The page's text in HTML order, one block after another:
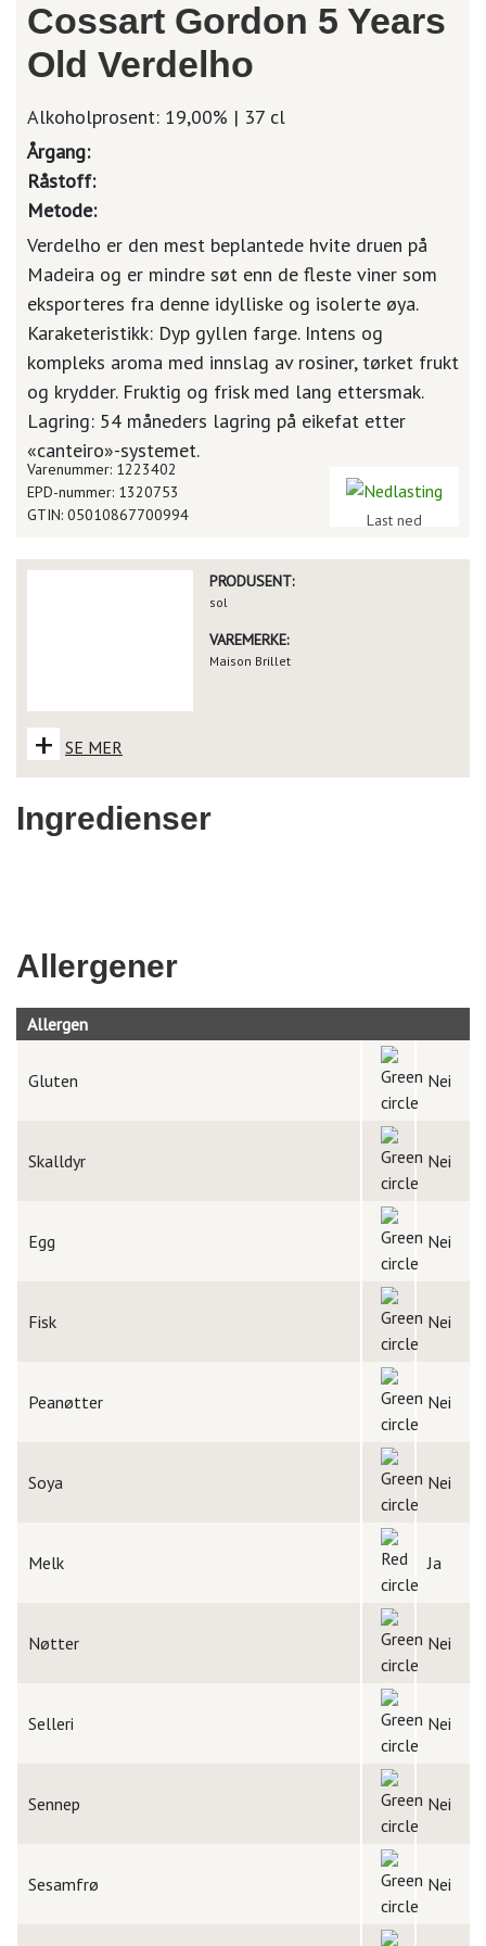
Cossart Gordon 5 Years
Old Verdelho
Alkoholprosent: 19,00% | 37 cl
Årgang:
Råstoff:
Metode:
Verdelho er den mest beplantede hvite druen på
Madeira og er mindre søt enn de fleste viner som
eksporteres fra denne idylliske og isolerte øya.
Karaketeristikk: Dyp gyllen farge. Intens og
kompleks aroma med innslag av rosiner, tørket frukt
og krydder. Fruktig og frisk med lang ettersmak.
Lagring: 54 måneders lagring på eikefat etter
«canteiro»-systemet.
Last ned
Varenummer: 1223402
EPD-nummer: 1320753
GTIN: 05010867700994
PRODUSENT:
sol
VAREMERKE:
Maison Brillet
+ SE MER
Ingredienser
Allergener
Allergen
Gluten Nei
Skalldyr Nei
Egg Nei
Fisk Nei
Peanøtter Nei
Soya Nei
Melk Ja
Nøtter Nei
Selleri Nei
Sennep Nei
Sesamfrø Nei